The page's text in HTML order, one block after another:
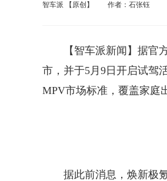
智车派 【原创】 作者：石张钰
【智车派新闻】据官方
市，并于5月9日开启试驾
MPV市场标准，覆盖家庭
据此前消息，焕新极氪